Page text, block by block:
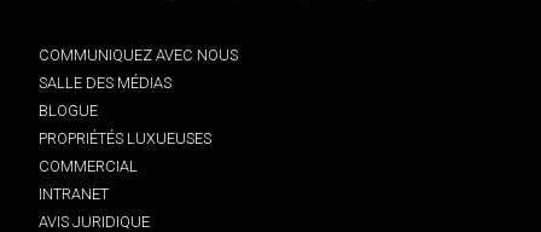
COMMUNIQUEZ AVEC NOUS
SALLE DES MÉDIAS
BLOGUE
PROPRIÉTÉS LUXUEUSES
COMMERCIAL
INTRANET
AVIS JURIDIQUE